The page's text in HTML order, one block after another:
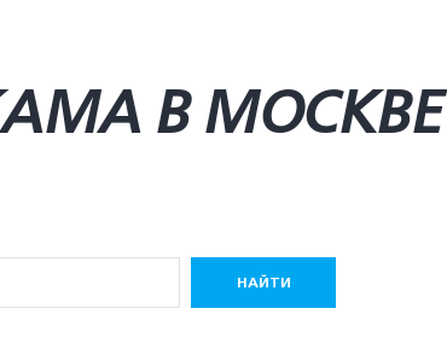
В МОСКВЕ
НАЙТИ